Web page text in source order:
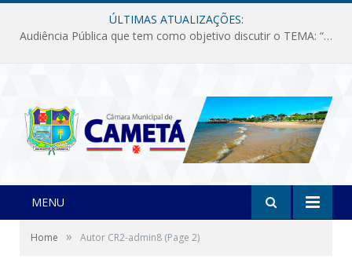
ÚLTIMAS ATUALIZAÇÕES:
Audiência Pública que tem como objetivo discutir o TEMA: “Fornecimento de Energia Elétrica em Debate: Tarifas, Qualidade e Atendimento dos Serviços”
MENU
Home » Autor CR2-admin8 (Page 2)